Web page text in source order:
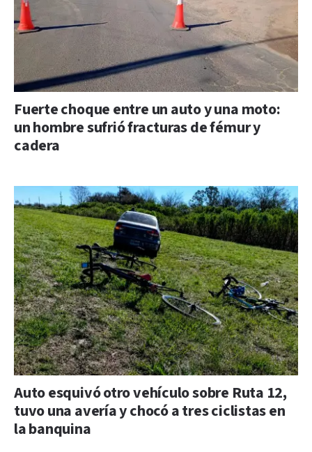
Fuerte choque entre un auto y una moto:
un hombre sufrió fracturas de fémur y
cadera
Auto esquivó otro vehículo sobre Ruta 12,
tuvo una avería y chocó a tres ciclistas en
la banquina